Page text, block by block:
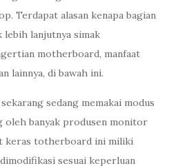
Terdapat alasan kenapa bagian
lanjutnya simak
motherboard, manfaat
lainnya, di bawah ini.
sedang memakai modus
oleh banyak produsen monitor
keras totherboard ini miliki
sesuai keperluan